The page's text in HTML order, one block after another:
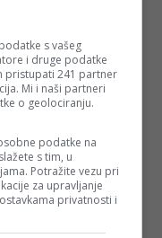
s vašeg
i druge podatke
pristupati 241 partner
Mi i naši partneri
o geolociranju.
podatke na
s tim, u
Potražite vezu pri
za upravljanje
privatnosti i